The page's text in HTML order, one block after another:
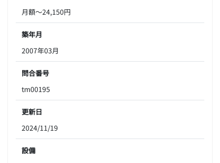
月額～24,150円
築年月
2007年03月
問合番号
tm00195
更新日
2024/11/19
設備